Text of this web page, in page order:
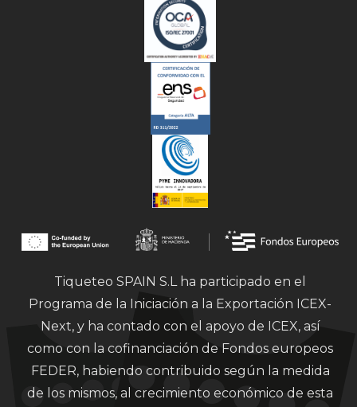
Tiqueteo SPAIN S.L ha participado en el
Programa de la Iniciación a la Exportación ICEX-
Next, y ha contado con el apoyo de ICEX, así
como con la cofinanciación de Fondos europeos
FEDER, habiendo contribuido según la medida
de los mismos, al crecimiento económico de esta